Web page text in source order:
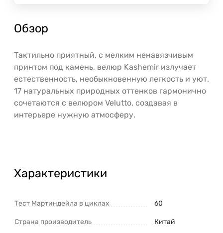
Обзор
Тактильно приятный, с мелким ненавязчивым
принтом под камень, велюр Kashemir излучает
естественность, необыкновенную легкость и уют.
17 натуральных природных оттенков гармонично
сочетаются с велюром Velutto, создавая в
интерьере нужную атмосферу.
Характеристики
Тест Мартиндейла в циклах 60
Страна производитель Китай